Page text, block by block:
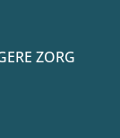
ZORG